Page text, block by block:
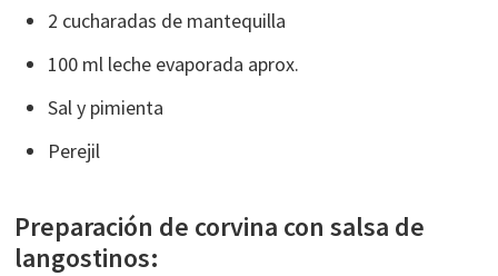
2 cucharadas de mantequilla
100 ml leche evaporada aprox.
Sal y pimienta
Perejil
Preparación de corvina con salsa de
langostinos: